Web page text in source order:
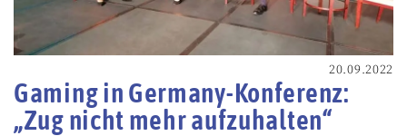
20.09.2022
Gaming in Germany-Konferenz:
„Zug nicht mehr aufzuhalten“